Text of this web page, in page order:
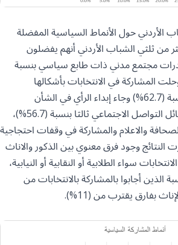
الأردني حول الأنماط السياسية المفضلة
من ثلثي الشباب الأردني أنهم يفضلون
مجتمع مدني ذات طابع سياسي بنسبة
وحلت المشاركة في الانتخابات بأشكالها
المختلفة ثانيا بنسبة (62.7%) وجاء إبداء الرأي في الشأن
السياسي عبر وسائل التواصل الاجتماعي ثالثا بنسبة (56.7%)،
والاعلام والمشاركة في وقفات احتجاجية
النتائج وجود فرق معنوي بين الذكور والاناث
سواء الطلابية أو النقابية أو النيابية،
أجابوا بالمشاركة بالانتخابات من
بفارق يقترب من (11%).